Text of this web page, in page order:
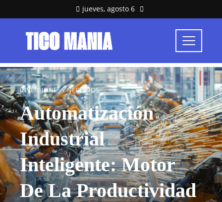
jueves, agosto 6
INVERSIONES Y NEGOCIOS
Automatización
Industrial
Inteligente: Motor
De La Productividad